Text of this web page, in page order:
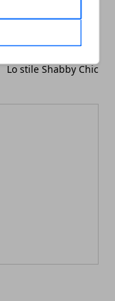
Lo stile Shabby Chic